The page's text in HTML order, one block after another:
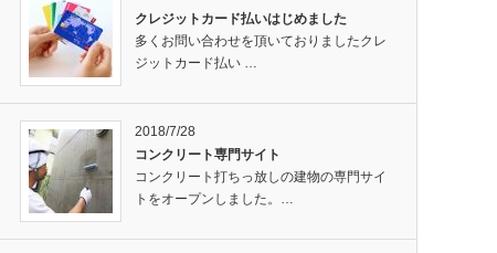
クレジットカード払いはじめました
多くお問い合わせを頂いておりましたクレ
ジットカード払い …
2018/7/28
コンクリート専門サイト
コンクリート打ちっ放しの建物の専門サイ
トをオープンしました。…